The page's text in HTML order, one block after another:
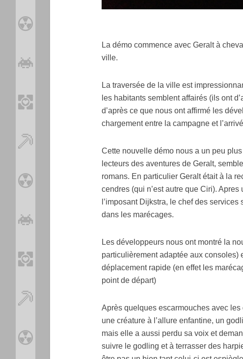
La démo commence avec Geralt à
ville.
La traversée de la ville est
les habitants semblent affairés (ils ont
d’après ce que nous ont affirmé les
chargement entre la campagne et
Cette nouvelle démo nous a un peu
lecteurs des aventures de Geralt,
romans. En particulier Geralt était à la
cendres (qui n’est autre que Ciri).
l’imposant Dijkstra, le chef des
dans les marécages.
Les développeurs nous ont montré la
particulièrement adaptée aux consoles)
déplacement rapide (en effet les
point de départ)
Après quelques escarmouches avec
une créature à l’allure enfantine, un
mais elle a aussi perdu sa voix et
suivre le godling et à terrasser des